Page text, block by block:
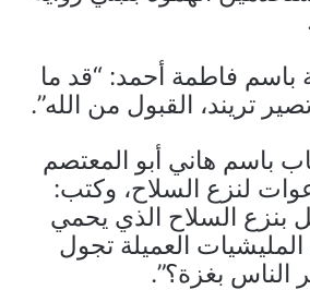
فاطمة أحمد: “قد ما
تريند، القبول من الله”.
باسم هاني أبو المعتصم
لنزع السلاح، وكتب:
بنزع السلاح الذي يحمي
العميلة تجول
بغزة؟”.